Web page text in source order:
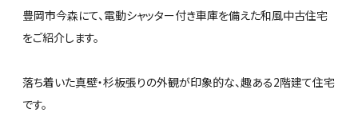
豊岡市今森にて、電動シャッター付き車庫を備えた和風中古住宅
をご紹介します。
落ち着いた真壁・杉板張りの外観が印象的な、趣ある2階建て住宅
です。